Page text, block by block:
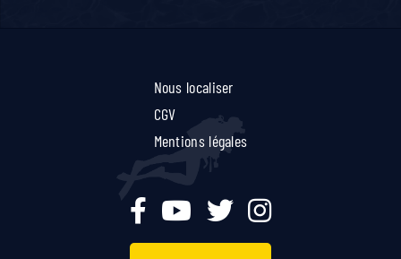
Nous localiser
CGV
Mentions légales